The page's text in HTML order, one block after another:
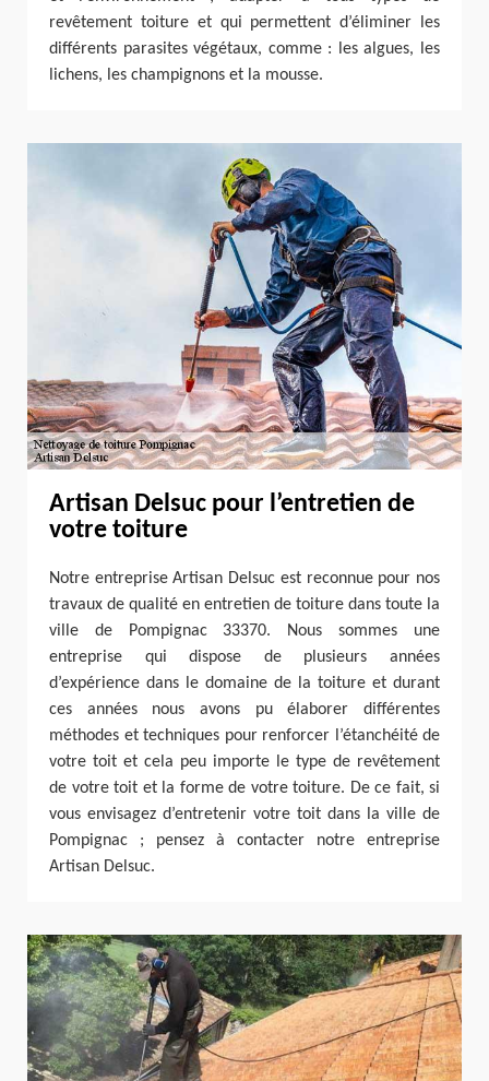
revêtement toiture et qui permettent d’éliminer les
différents parasites végétaux, comme : les algues, les
lichens, les champignons et la mousse.
Artisan Delsuc pour l’entretien de
votre toiture
Notre entreprise Artisan Delsuc est reconnue pour nos
travaux de qualité en entretien de toiture dans toute la
ville de Pompignac 33370. Nous sommes une
entreprise qui dispose de plusieurs années
d’expérience dans le domaine de la toiture et durant
ces années nous avons pu élaborer différentes
méthodes et techniques pour renforcer l’étanchéité de
votre toit et cela peu importe le type de revêtement
de votre toit et la forme de votre toiture. De ce fait, si
vous envisagez d’entretenir votre toit dans la ville de
Pompignac ; pensez à contacter notre entreprise
Artisan Delsuc.